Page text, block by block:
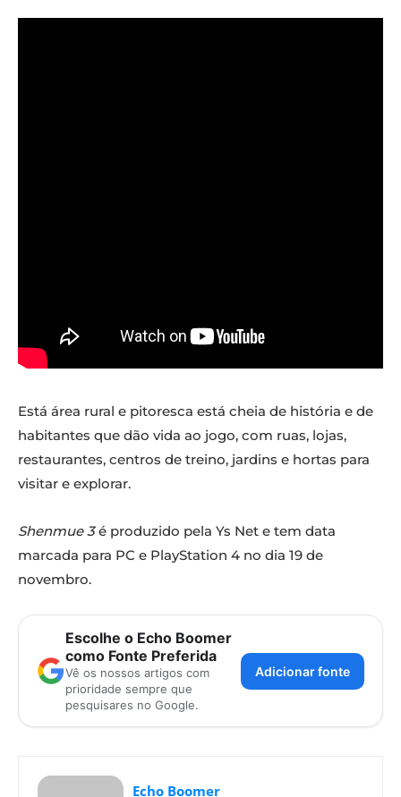
Está área rural e pitoresca está cheia de história e de
habitantes que dão vida ao jogo, com ruas, lojas,
restaurantes, centros de treino, jardins e hortas para
visitar e explorar.
Shenmue 3é produzido pela Ys Net e tem data
marcada para PC e PlayStation 4 no dia 19 de
novembro.
Escolhe o Echo Boomer
como Fonte Preferida
Vê os nossos artigos com
prioridade sempre que
pesquisares no Google.
Adicionar fonte
Echo Boomer